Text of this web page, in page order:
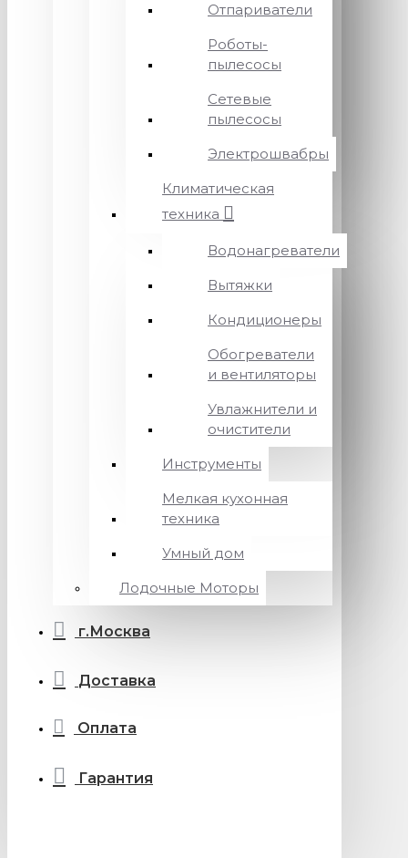
Отпариватели
Роботы-
пылесосы
Сетевые
пылесосы
Электрошвабры
Климатическая
техника
Водонагреватели
Вытяжки
Кондиционеры
Обогреватели
и вентиляторы
Увлажнители и
очистители
Инструменты
Мелкая кухонная
техника
Умный дом
Лодочные Моторы
г.Москва
Доставка
Оплата
Гарантия